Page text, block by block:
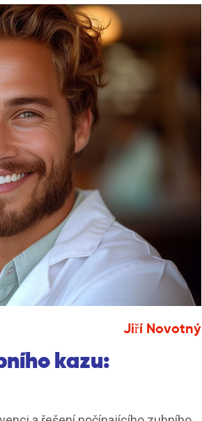
Jiří Novotný
kazu: